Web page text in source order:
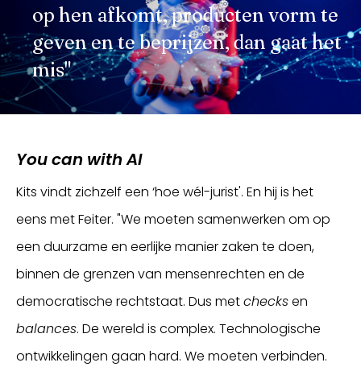
op hen afkomt, producten vorm te
geven en te beprijzen, dan gaat het
mis"
You can with AI
Kits vindt zichzelf een ‘hoe wél-jurist'. En hij is het
eens met Feiter. "We moeten samenwerken om op
een duurzame en eerlijke manier zaken te doen,
binnen de grenzen van mensenrechten en de
democratische rechtstaat. Dus metchecksen
balances. De wereld is complex. Technologische
ontwikkelingen gaan hard. We moeten verbinden.